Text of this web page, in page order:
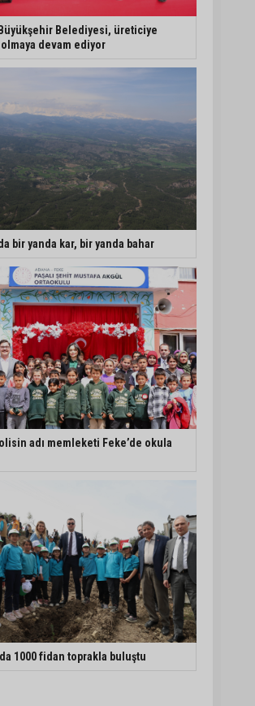
Belediyesi, üreticiye
devam ediyor
bir yanda kar, bir yanda bahar
adı memleketi Feke’de okula
1000 fidan toprakla buluştu